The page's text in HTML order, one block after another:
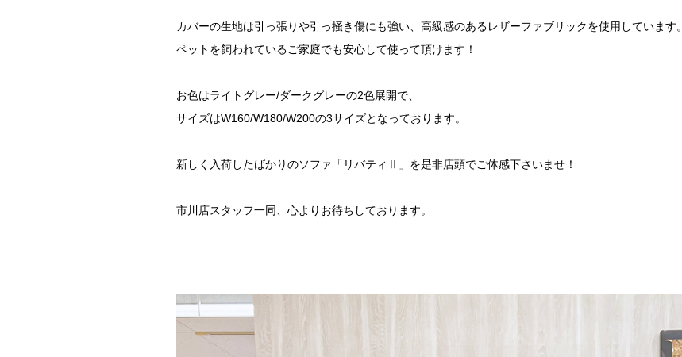
カバーの生地は引っ張りや引っ掻き傷にも強い、高級感のあるレザーファブリックを使用しています。
ペットを飼われているご家庭でも安心して使って頂けます！
お色はライトグレー/ダークグレーの2色展開で、
サイズはW160/W180/W200の3サイズとなっております。
新しく入荷したばかりのソファ「リバティⅡ」を是非店頭でご体感下さいませ！
市川店スタッフ一同、心よりお待ちしております。